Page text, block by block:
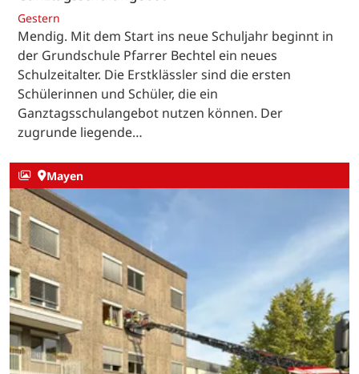
Gestern
Mendig. Mit dem Start ins neue Schuljahr beginnt in
der Grundschule Pfarrer Bechtel ein neues
Schulzeitalter. Die Erstklässler sind die ersten
Schülerinnen und Schüler, die ein
Ganztagsschulangebot nutzen können. Der
zugrunde liegende…
Mayen